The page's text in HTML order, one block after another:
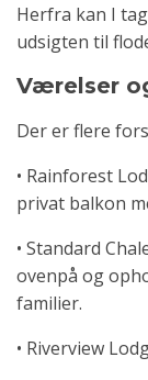
Herfra kan I
udsigten til
Værelser
Der er flere
• Rainforest
privat balkon
• Standard
ovenpå og
familier.
• Riverview